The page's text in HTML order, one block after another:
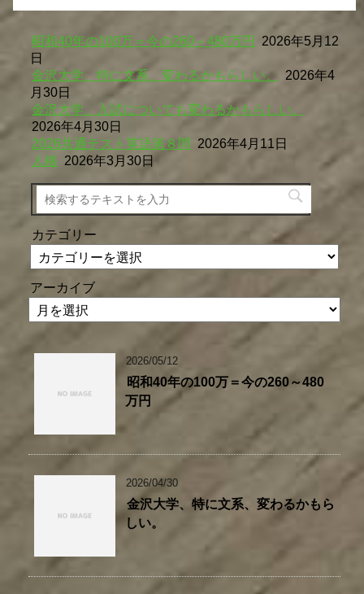
昭和40年の100万＝今の260～480万円
2026年5月12
日
金沢大学、特に文系、変わるかもらしい。
2026年4
月30日
金沢大学、入試についても変わるかもらしい。
2026年4月30日
2026共通テスト英語第８問
2026年4月11日
人格 2026年3月30日
カテゴリー
アーカイブ
2026/05/12
昭和40年の100万＝今の260～480
万円
2026/04/30
金沢大学、特に文系、変わるかもら
しい。